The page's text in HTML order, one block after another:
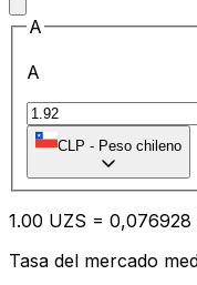
A
A
CLP - Peso chileno
1.00 UZS = 0,076928
Tasa del mercado